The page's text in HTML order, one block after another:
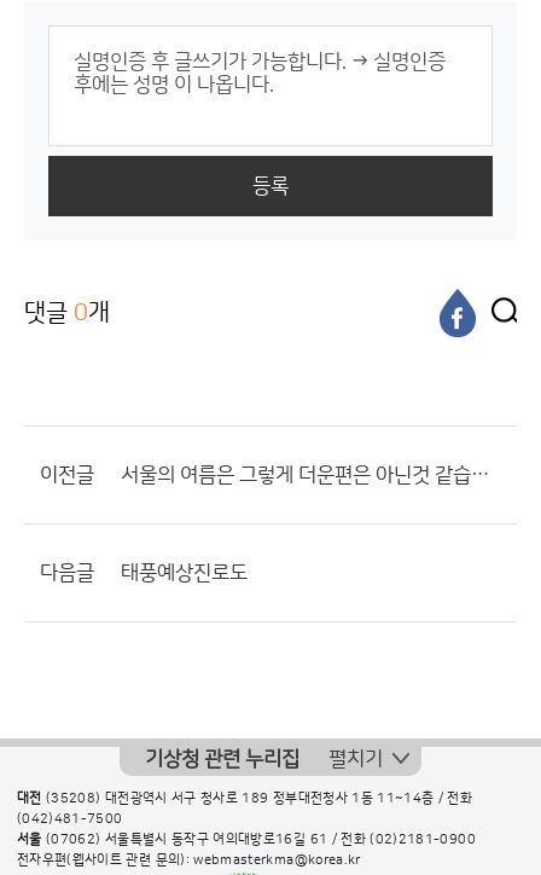
등록
댓글 0개
이전글 서울의 여름은 그렇게 더운편은 아닌것 같습니다.
다음글 태풍예상진로도
기상청 관련 누리집 펼치기
대전 (35208) 대전광역시 서구 청사로 189 정부대전청사 1동 11~14층 / 전화
(042)481-7500
서울 (07062) 서울특별시 동작구 여의대방로16길 61 / 전화(02)2181-0900
전자우편(웹사이트 관련 문의): webmasterkma@korea.kr